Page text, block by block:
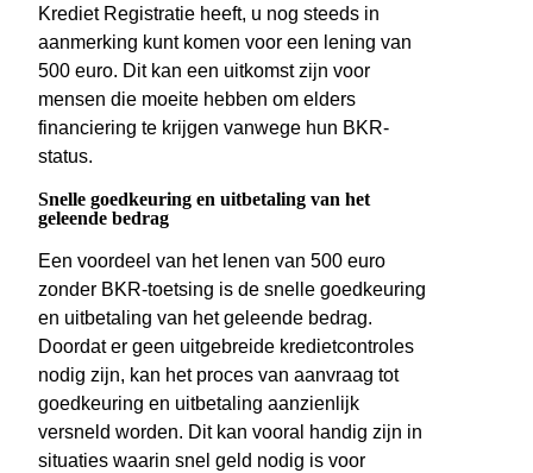
Krediet Registratie heeft, u nog steeds in
aanmerking kunt komen voor een lening van
500 euro. Dit kan een uitkomst zijn voor
mensen die moeite hebben om elders
financiering te krijgen vanwege hun BKR-
status.
Snelle goedkeuring en uitbetaling van het
geleende bedrag
Een voordeel van het lenen van 500 euro
zonder BKR-toetsing is de snelle goedkeuring
en uitbetaling van het geleende bedrag.
Doordat er geen uitgebreide kredietcontroles
nodig zijn, kan het proces van aanvraag tot
goedkeuring en uitbetaling aanzienlijk
versneld worden. Dit kan vooral handig zijn in
situaties waarin snel geld nodig is voor